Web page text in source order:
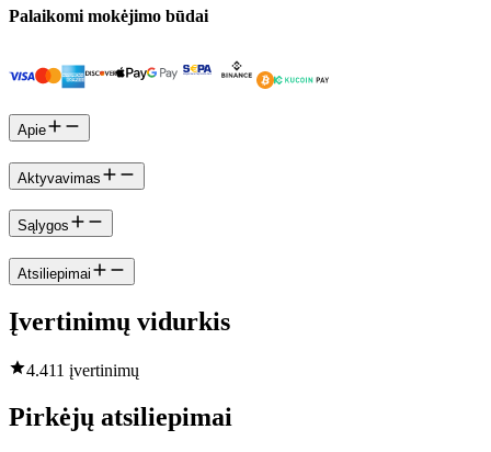
Palaikomi mokėjimo būdai
Apie
Aktyvavimas
Sąlygos
Atsiliepimai
Įvertinimų vidurkis
4.411 įvertinimų
Pirkėjų atsiliepimai